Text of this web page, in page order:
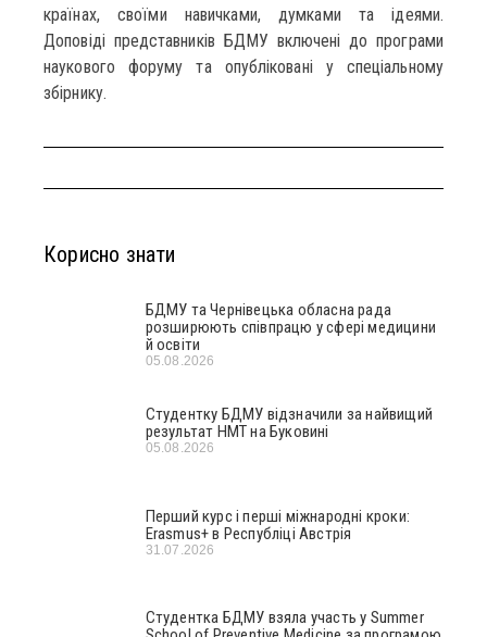
країнах, своїми навичками, думками та ідеями.
Доповіді представників БДМУ включені до програми
наукового форуму та опубліковані у спеціальному
збірнику.
Корисно знати
БДМУ та Чернівецька обласна рада
розширюють співпрацю у сфері медицини
й освіти
05.08.2026
Студентку БДМУ відзначили за найвищий
результат НМТ на Буковині
05.08.2026
Перший курс і перші міжнародні кроки:
Erasmus+ в Республіці Австрія
31.07.2026
Студентка БДМУ взяла участь у Summer